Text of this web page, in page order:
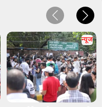
न्यूज